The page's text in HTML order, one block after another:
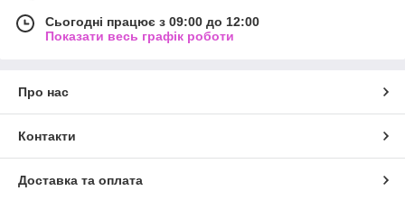
Сьогодні працює з 09:00 до 12:00
Показати весь графік роботи
Про нас
Контакти
Доставка та оплата